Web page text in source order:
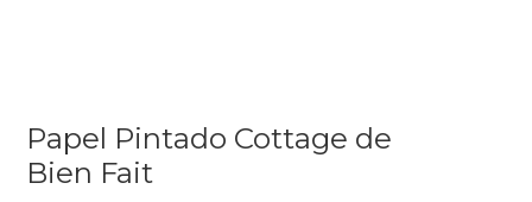
Papel Pintado Cottage de
Bien Fait